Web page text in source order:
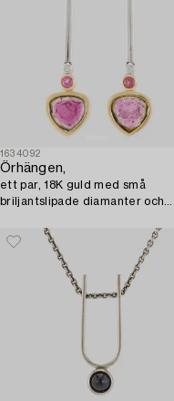
1634092
Örhängen,
ett par, 18K guld med små
briljantslipade diamanter och